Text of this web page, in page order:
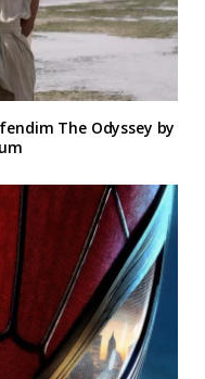
The Odyssey by